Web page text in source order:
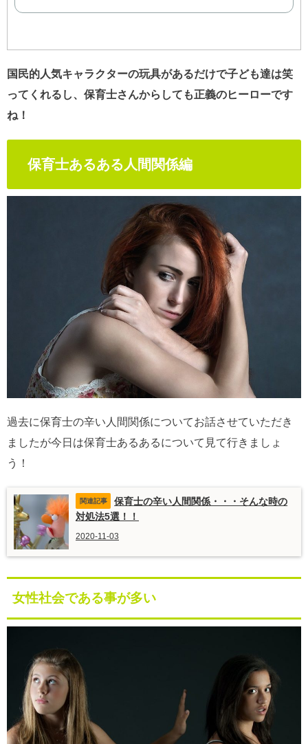
国民的人気キャラクターの玩具があるだけで子ども達は笑
ってくれるし、保育士さんからしても正義のヒーローです
ね！
保育士あるある人間関係編
過去に保育士の辛い人間関係についてお話させていただき
ましたが今日は保育士あるあるについて見て行きましょ
う！
保育士の辛い人間関係・・・そんな時の
対処法5選！！
2020-11-03
女性社会である事が多い